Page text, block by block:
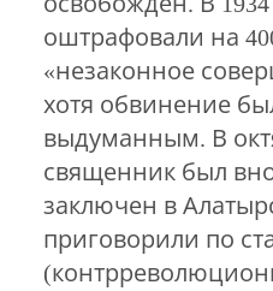
оштрафовали на
«незаконное
хотя обвинение
выдуманным. В
священник был
заключен в
приговорили по